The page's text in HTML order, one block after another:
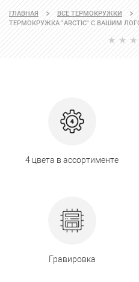
ГЛАВНАЯ
ВСЕ ТЕРМОКРУЖКИ
ТЕРМОКРУЖКА "ARCTIC" С ВАШИМ
4 цвета в ассортименте
Гравировка